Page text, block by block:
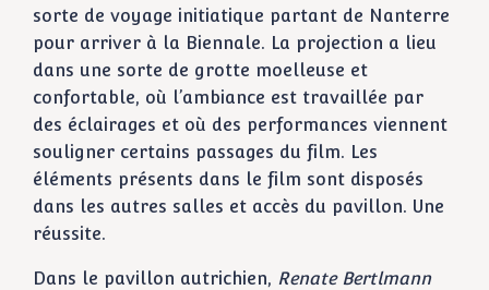
sorte de voyage initiatique partant de Nanterre
pour arriver à la Biennale. La projection a lieu
dans une sorte de grotte moelleuse et
confortable, où l’ambiance est travaillée par
des éclairages et où des performances viennent
souligner certains passages du film. Les
éléments présents dans le film sont disposés
dans les autres salles et accès du pavillon. Une
réussite.
Dans le pavillon autrichien, Renate Bertlmann